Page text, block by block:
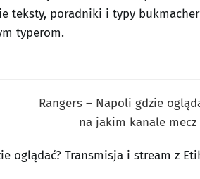
teksty, poradniki i typy
typerom.
Rangers – Napoli gdzie
na jakim kanale mecz
oglądać? Transmisja i stream z